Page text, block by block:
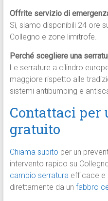
Offrite servizio di
Sì, siamo disponibili 24 ore
Collegno e zone limitrofe.
Perché scegliere una
Le serrature a cilindro
maggiore rispetto alle
sistemi antibumping e
Contattaci per
gratuito
Chiama subito per un
intervento rapido su
cambio serraturaefficace e
direttamente da un fabbro